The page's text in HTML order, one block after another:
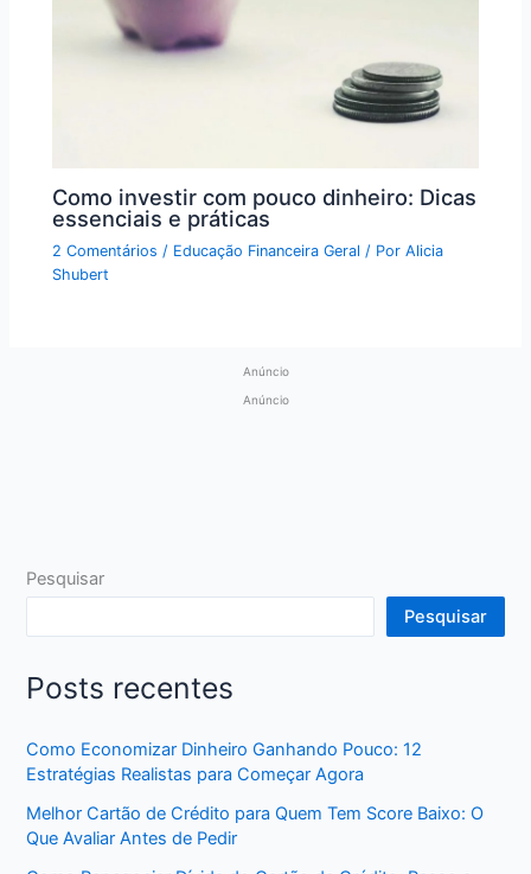
Como investir com pouco dinheiro: Dicas
essenciais e práticas
2 Comentários / Educação Financeira Geral / PorAlicia
Shubert
Anúncio
Anúncio
Pesquisar
Pesquisar
Posts recentes
Como Economizar Dinheiro Ganhando Pouco: 12
Estratégias Realistas para Começar Agora
Melhor Cartão de Crédito para Quem Tem Score Baixo: O
Que Avaliar Antes de Pedir